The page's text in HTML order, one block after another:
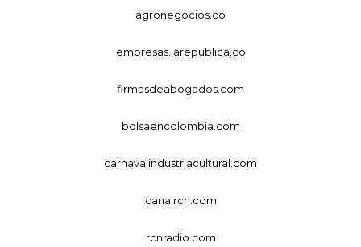
agronegocios.co
empresas.larepublica.co
firmasdeabogados.com
bolsaencolombia.com
carnavalindustriacultural.com
canalrcn.com
rcnradio.com